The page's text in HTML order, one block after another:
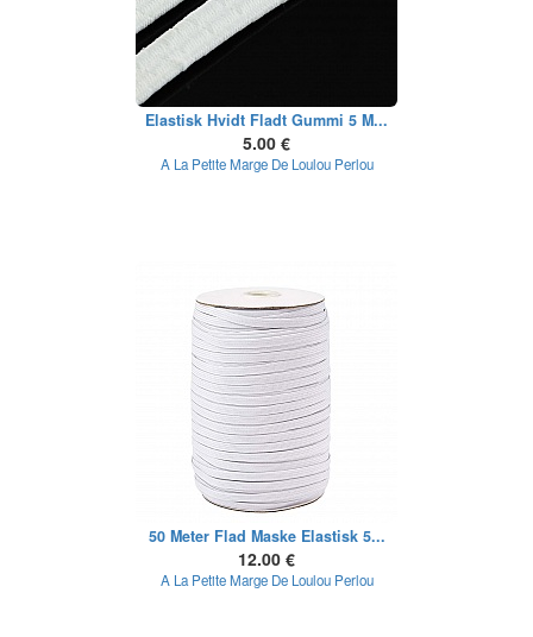
Elastisk Hvidt Fladt Gummi 5 M...
5.00 €
A La Petite Marge De Loulou Perlou
50 Meter Flad Maske Elastisk 5...
12.00 €
A La Petite Marge De Loulou Perlou